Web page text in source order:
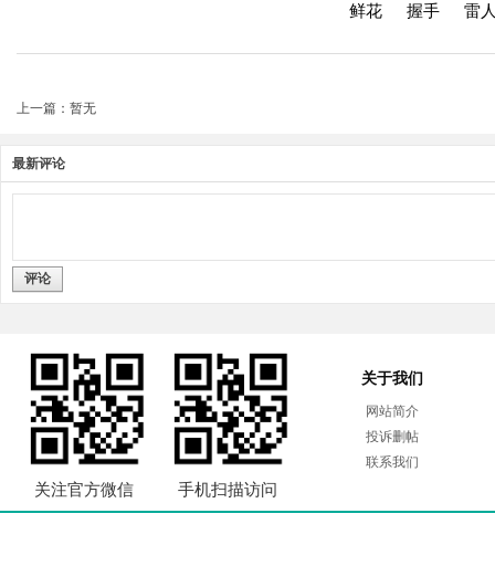
鲜花 握手 雷
上一篇：暂无
最新评论
评论
关注官方微信 手机扫描访问
关于我们
网站简介
投诉删帖
联系我们